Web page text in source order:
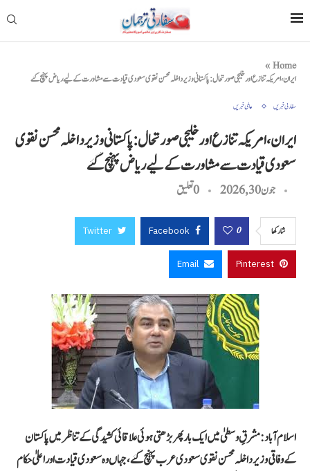
Home
»
ایران، امریکہ تنازع اور خلیجی صورتحال: پاکستانی وزیر داخلہ محسن نقوی سعودی قیادت سے مشاورت کے لیے ریاض پہنچ گئے
سفارتی خبریں عالمی خبریں
ایران، امریکہ تنازع اور خلیجی صورتحال: پاکستانی وزیر داخلہ محسن نقوی
سعودی قیادت سے مشاورت کے لیے ریاض پہنچ گئے
جون 30, 2026 0 تعليق
شاركها 0
Facebook
Twitter
Pinterest
Email
اسلام آباد:مشرقِ وسطیٰ میں ایک بار پھر بڑھتی ہوئی علاقائی کشیدگی کے تناظر میں پاکستان
کے وفاقی وزیر داخلہمحسن نقویسعودی عرب پہنچ گئے، جہاں وہ سعودی قیادت اور اعلیٰ حکام